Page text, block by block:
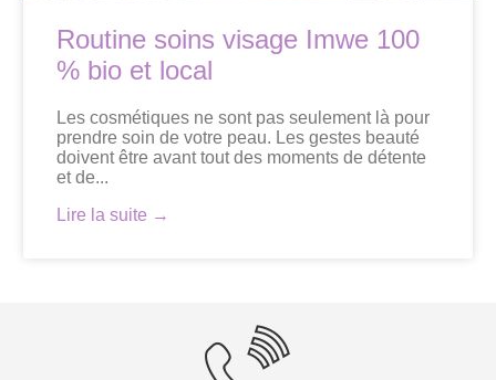
Routine soins visage Imwe 100
% bio et local
Les cosmétiques ne sont pas seulement là pour
prendre soin de votre peau. Les gestes beauté
doivent être avant tout des moments de détente
et de...
Lire la suite →